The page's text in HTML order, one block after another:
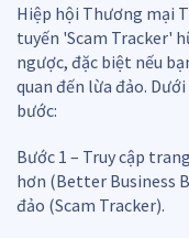
Hiệp hội Thương mại
tuyến 'Scam Tracker'
ngược, đặc biệt nếu
quan đến lừa đảo.
bước:
Bước 1 – Truy cập
hơn (Better Business
đảo (Scam Tracker).